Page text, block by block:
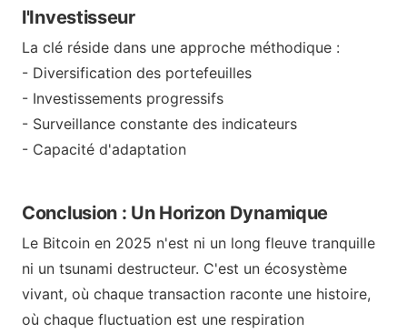
l'Investisseur
La clé réside dans une approche méthodique :
- Diversification des portefeuilles
- Investissements progressifs
- Surveillance constante des indicateurs
- Capacité d'adaptation
Conclusion : Un Horizon Dynamique
Le Bitcoin en 2025 n'est ni un long fleuve tranquille
ni un tsunami destructeur. C'est un écosystème
vivant, où chaque transaction raconte une histoire,
où chaque fluctuation est une respiration